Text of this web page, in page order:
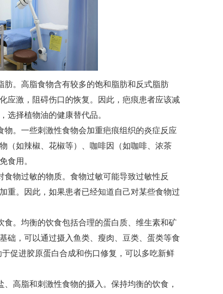
。高脂食物含有较多的饱和脂肪和反式脂肪
应激，阻碍伤口的恢复。因此，疤痕患者应该减
选择植物油的健康替代品。
。一些刺激性食物会加重疤痕组织的炎症反应
（如辣椒、花椒等）、咖啡因（如咖啡、浓茶
食用。
物过敏的物质。食物过敏可能导致过敏性反
重。因此，如果患者已经知道自己对某些食物过
。均衡的饮食包括合理的蛋白质、维生素和矿
础，可以通过摄入鱼类、瘦肉、豆类、蛋类等食
促进胶原蛋白合成和伤口修复，可以多吃新鲜
脂和刺激性食物的摄入。保持均衡的饮食，